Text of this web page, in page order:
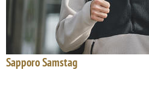
Sapporo Samstag